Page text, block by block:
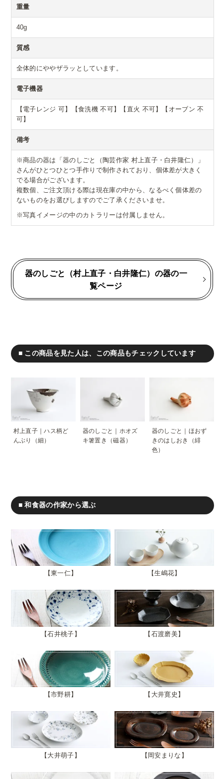
重量
40g
質感
全体的にややザラッとしています。
電子機器
【電子レンジ 可】【食洗機 不可】【直火 不可】【オーブン 不
可】
備考
※商品の器は「器のしごと（陶芸作家 村上直子・白井隆仁）」
さんがひとつひとつ手作りで制作されており、個体差が大きく
でる場合がございます。
複数個、ご注文頂ける際は現在庫の中から、なるべく個体差の
ないものをお選びしますのでご了承くださいませ。
※写真イメージの中のカトラリーは付属しません。
器のしごと（村上直子・白井隆仁）の器の一
覧ページ
■ この商品を見た人は、この商品もチェックしています
村上直子｜ハス柄ど
んぶり（細）
器のしごと｜ホオズ
キ箸置き（磁器）
器のしごと｜ほおず
きのはしおき（緋
色）
■ 和食器の作家から選ぶ
東一仁 生嶋花
石井桃子 石渡磨美
市野耕 大井寛史
大井萌子 岡安まりな